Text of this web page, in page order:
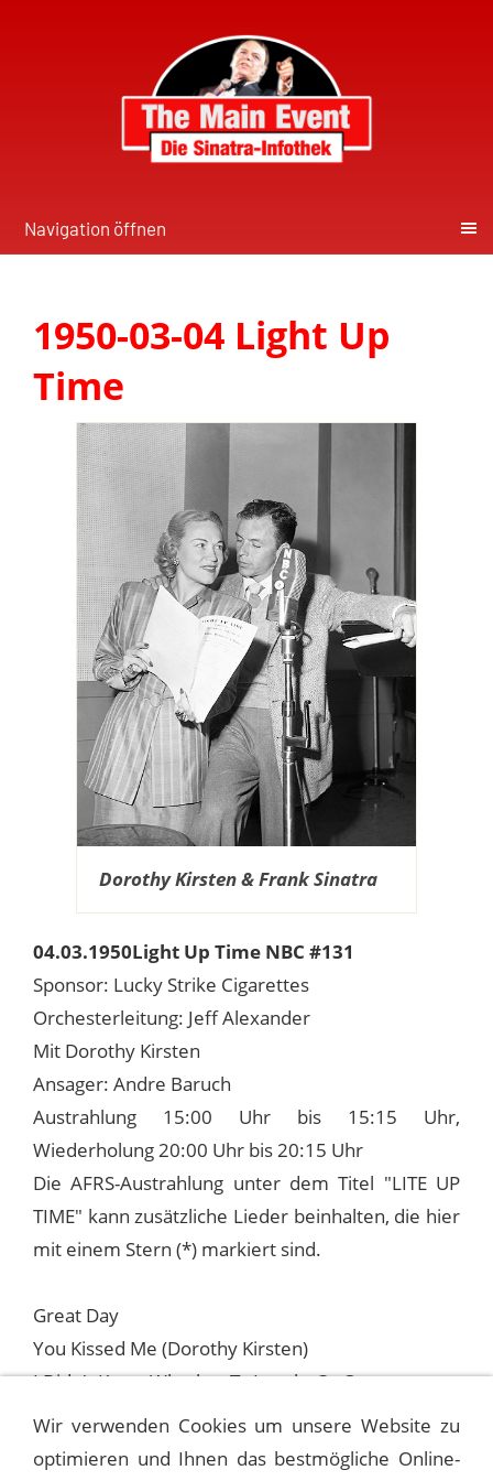
Navigation öffnen
1950-03-04 Light Up
Time
Dorothy Kirsten & Frank Sinatra
04.03.1950Light Up Time NBC #131
Sponsor: Lucky Strike Cigarettes
Orchesterleitung: Jeff Alexander
Mit Dorothy Kirsten
Ansager: Andre Baruch
Austrahlung 15:00 Uhr bis 15:15 Uhr,
Wiederholung 20:00 Uhr bis 20:15 Uhr
Die AFRS-Austrahlung unter dem Titel "LITE UP
TIME" kann zusätzliche Lieder beinhalten, die hier
mit einem Stern (*) markiert sind.
Great Day
You Kissed Me (Dorothy Kirsten)
I Didn't Know Whether To Laught Or Cry
The Way You Look Tonight (mit Dorothy Kirsten)
Wir verwenden Cookies um unsere Website zu
optimieren und Ihnen das bestmögliche Online-